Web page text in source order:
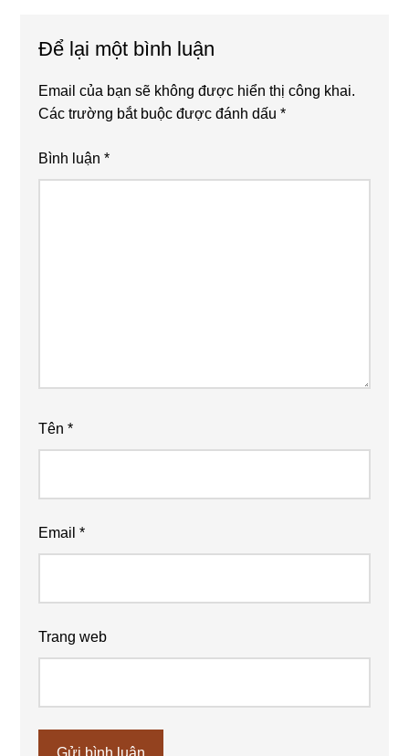
Interactions
Để lại một bình luận
Email của bạn sẽ không được hiển thị công khai.
Các trường bắt buộc được đánh dấu*
Bình luận*
Tên*
Email*
Trang web